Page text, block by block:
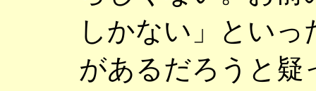
しかない」とい
があるだろうと疑